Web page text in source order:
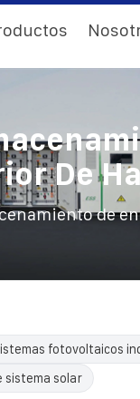
De
de
fotovoltaicos
sistema solar